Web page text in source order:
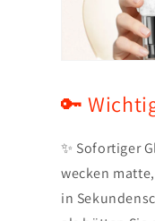
🔑
✨ Sofortiger
wecken
in